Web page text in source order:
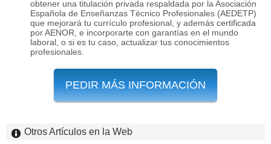
obtener una titulación privada respaldada por la Asociación
Española de Enseñanzas Técnico Profesionales (AEDETP)
que mejorará tu currículo profesional, y además certificada
por AENOR, e incorporarte con garantías en el mundo
laboral, o si es tu caso, actualizar tus conocimientos
profesionales.
PEDIR MÁS INFORMACIÓN
Otros Artículos en la Web